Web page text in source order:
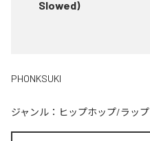
Slowed)
PHONKSUKI
ジャンル： ヒップホップ/ラップ